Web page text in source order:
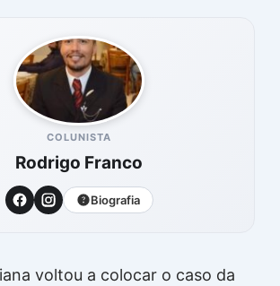
COLUNISTA
Rodrigo Franco
Biografia
voltou a colocar o caso da